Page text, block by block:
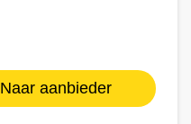
Naar aanbieder